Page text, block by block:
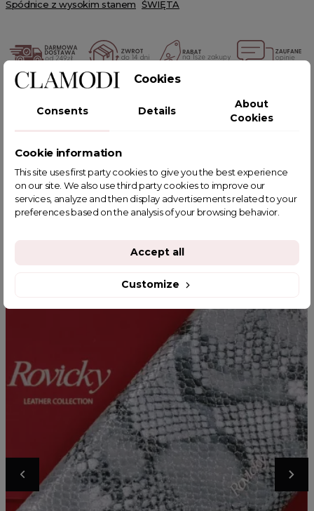
Spódnice z wysokim stanem ŚWIĘTA
YOU MIGHT ALSO LIKE
Cookies
Consents Details
About
Cookies
Cookie information
This site uses first party cookies to give you the best experience
on our site. We also use third party cookies to improve our
services, analyze and then display advertisements related to your
preferences based on the analysis of your browsing behavior.
Customize
Accept all